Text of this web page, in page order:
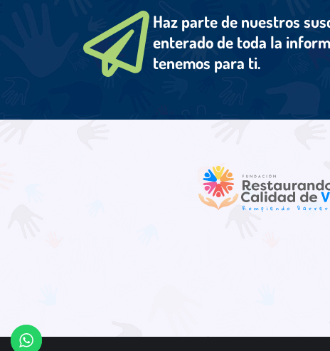
Haz parte de nuestros
enterado de toda la
tenemos para ti.